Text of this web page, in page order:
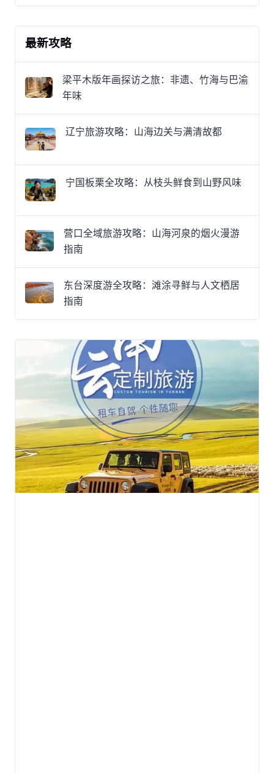
最新攻略
梁平木版年画探访之旅：非遗、竹海与巴渝
年味
辽宁旅游攻略：山海边关与满清故都
宁国板栗全攻略：从枝头鲜食到山野风味
营口全域旅游攻略：山海河泉的烟火漫游
指南
东台深度游全攻略：滩涂寻鲜与人文栖居
指南